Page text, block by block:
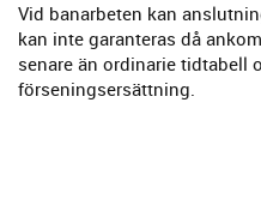
Vid banarbeten kan
kan inte garanteras då
senare än ordinarie tidtabell
förseningsersättning.